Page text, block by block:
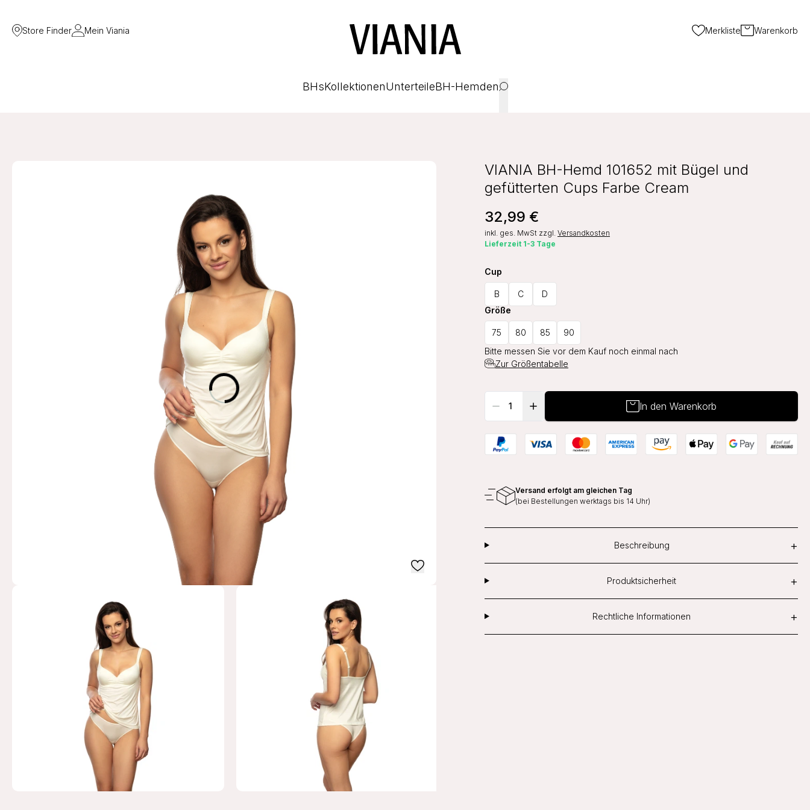
Store Finder Mein Viania Merkliste Warenkorb
BHsKollektionenUnterteileBH-Hemden
VIANIA BH-Hemd 101652 mit Bügel und
gefütterten Cups Farbe Cream
32,99 €
inkl. ges. MwSt zzgl. Versandkosten
Lieferzeit 1-3 Tage
Cup
B C
D
Größe
75 80 85
90
Bitte messen Sie vor dem Kauf noch einmal nach
Zur Größentabelle
In den Warenkorb
Versand erfolgt am gleichen Tag
(bei Bestellungen werktags bis 14 Uhr)
Beschreibung +
Produktsicherheit +
Rechtliche Informationen +